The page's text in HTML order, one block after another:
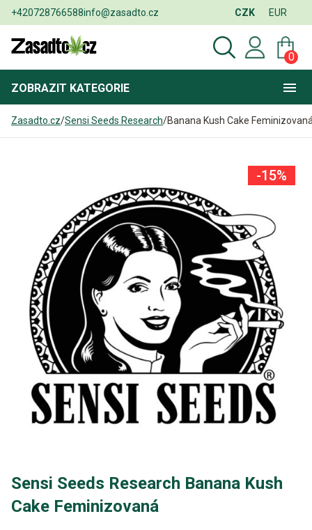
+420728766588info@zasadto.cz CZK EUR
0
ZOBRAZIT KATEGORIE
Zasadto.cz/Sensi Seeds Research/Banana Kush Cake
Sensi Seeds Research Banana Kush
Cake Feminizovaná
-15%